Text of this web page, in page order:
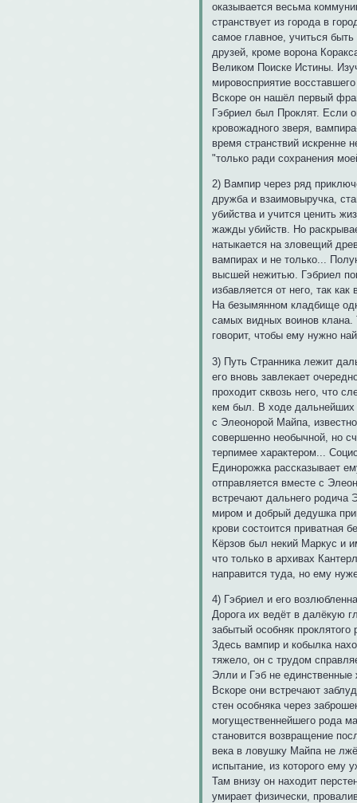
оказывается весьма
странствует из города в
самое главное, учиться
друзей, кроме ворона
Великом Поиске Истины.
мировосприятие
Вскоре он нашёл первый
Гэбриел был Проклят. Если
кровожадного зверя,
время странствий искренне
"только ради сохранения
2) Вампир через ряд
дружба и взаимовыручка,
убийства и учится ценить
жажды убийств. Но
натыкается на зловещий
вампирах и не только...
высшей нежитью. Гэбриел
избавляется от него, так
На безымянном кладбище
самых видных воинов клана.
говорит, чтобы ему нужно
3) Путь Странника лежит
его вновь завлекает
проходит сквозь него, что
кем был. В ходе дальнейших
с Элеонорой Майпа,
совершенно необычной, но
терпимее характером...
Единорожка рассказывает
отправляется вместе с
встречают дальнего
миром и добрый дедушка
крови состоится приватная
Кёрзов был некий Маркус и
что только в архивах
направится туда, но ему
4) Гэбриел и его
Дорога их ведёт в далёкую
забытый особняк проклятого
Здесь вампир и кобылка
тяжело, он с трудом
Элли и Гэб не
Вскоре они встречают
стен особняка через
могущественнейшего рода
становится возвращение
века в ловушку Майпа не
испытание, из которого ему
Там внизу он находит
умирает физически,